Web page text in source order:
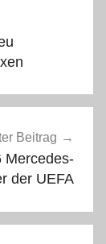
Beitrag
Mercedes-
der UEFA